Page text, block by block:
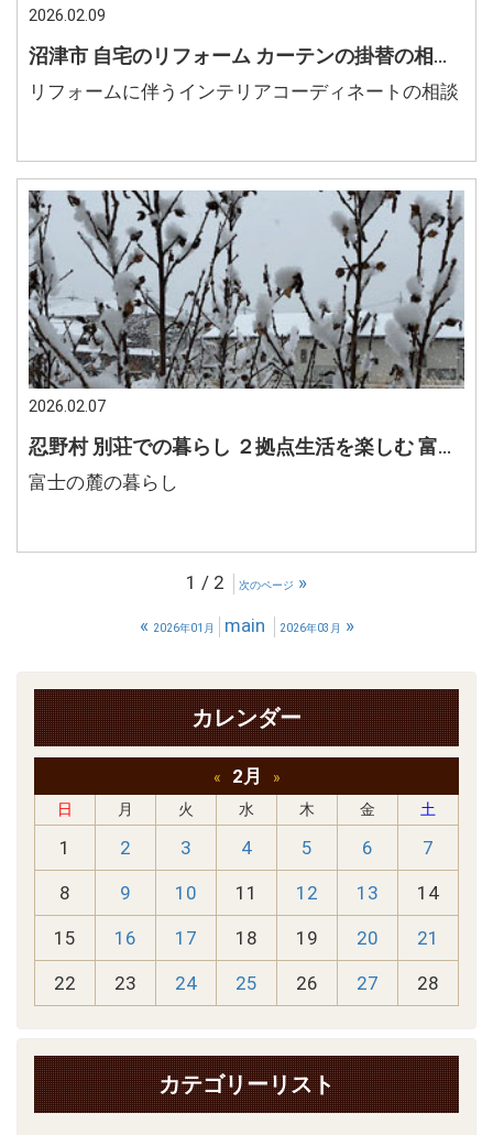
2026.02.09
沼津市 自宅のリフォーム カーテンの掛替の相談 空間のインテリアコーディネート
リフォームに伴うインテリアコーディネートの相談
2026.02.07
忍野村 別荘での暮らし ２拠点生活を楽しむ 富士の麓で暮らす
富士の麓の暮らし
1 / 2 次のページ »
« 2026年01月 main 2026年03月 »
カレンダー
« 2月
»
日
月 火 水 木 金 土
1 2 3 4 5 6 7
8 9 10 11 12 13 14
15 16 17 18 19 20 21
22 23 24 25 26 27 28
カテゴリーリスト